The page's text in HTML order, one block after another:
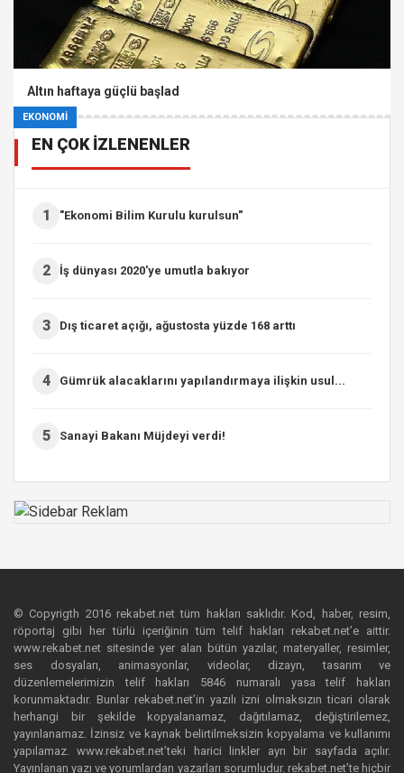
EKONOMİ
Altın haftaya güçlü başlad
EN ÇOK İZLENENLER
1 "Ekonomi Bilim Kurulu kurulsun"
2 İş dünyası 2020'ye umutla bakıyor
3 Dış ticaret açığı, ağustosta yüzde 168 arttı
4 Gümrük alacaklarını yapılandırmaya ilişkin usul...
5 Sanayi Bakanı Müjdeyi verdi!
© Copyrigth 2016 rekabet.net tüm hakları saklıdır. Kod, haber, resim,
röportaj gibi her türlü içeriğinin tüm telif hakları rekabet.net’e aittir.
www.rekabet.net sitesinde yer alan bütün yazılar, materyaller, resimler,
ses dosyaları, animasyonlar, videolar, dizayn, tasarım ve
düzenlemelerimizin telif hakları 5846 numaralı yasa telif hakları
korunmaktadır. Bunlar rekabet.net’in yazılı izni olmaksızın ticari olarak
herhangi bir şekilde kopyalanamaz, dağıtılamaz, değiştirilemez,
yayınlanamaz. İzinsiz ve kaynak belirtilmeksizin kopyalama ve kullanımı
yapılamaz. www.rekabet.net’teki harici linkler ayrı bir sayfada açılır.
Yayınlanan yazı ve yorumlardan yazarları sorumludur. rekabet.net’te hiçbir